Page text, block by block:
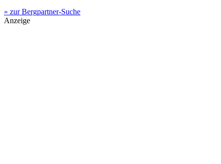
» zur Bergpartner-Suche
Anzeige